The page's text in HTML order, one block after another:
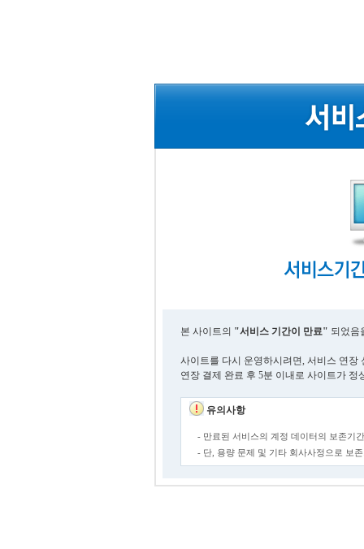
본 사이트의 "서비스 기간이 만료" 되었음
사이트를 다시 운영하시려면, 서비스 연장
연장 결제 완료 후 5분 이내로 사이트가 정
유의사항
- 만료된 서비스의 계정 데이터의 보존기
- 단, 용량 문제 및 기타 회사사정으로 보